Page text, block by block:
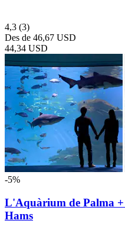
4,3 (3)
Des de 46,67 USD
44,34 USD
-5%
L'Aquàrium de Palma +
Hams